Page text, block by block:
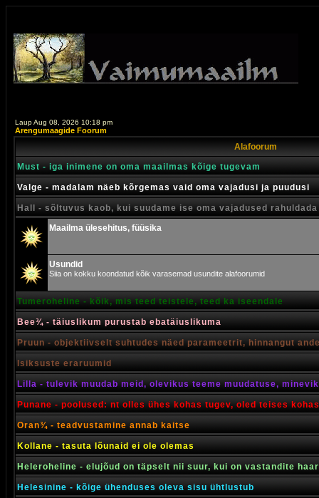
Laup Aug 08, 2026 10:18 pm
Arengumaagide Foorum
Alafoorum
Must - iga inimene on oma maailmas kõige tugevam
Valge - madalam näeb kõrgemas vaid oma vajadusi ja puudusi
Hall - sõltuvus kaob, kui suudame ise oma vajadused rahuldada
Maailma ülesehitus, füüsika
Usundid
Siia on kokku koondatud kõik varasemad usundite alafoorumid
Tumeroheline - kõik, mis teed teistele, teed ka iseendale
Bee¾ - täiuslikum purustab ebatäiuslikuma
Pruun - objektiivselt suhtudes näed parameetrit, hinnangut
Isiksuste eraruumid
Lilla - tulevik muudab meid, olevikus teeme muudatuse,
Punane - poolused: nt olles ühes kohas tugev, oled teises
Oran¾ - teadvustamine annab kaitse
Kollane - tasuta lõunaid ei ole olemas
Heleroheline - elujõud on täpselt nii suur, kui on vastandite
Helesinine - kõige ühenduses oleva sisu ühtlustub